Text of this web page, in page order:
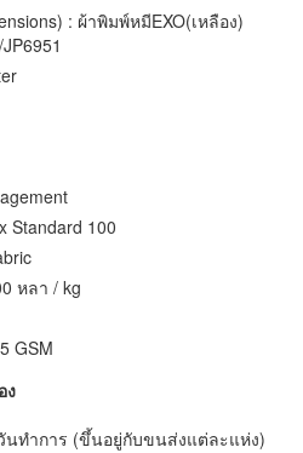
Standard 100
หลา / kg
GSM
ง
นทำการ (ขึ้นอยู่กับขนส่งแต่ละแห่ง)